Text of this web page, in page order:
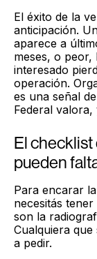
El éxito de la
anticipación.
aparece a
meses, o
interesado
operación.
es una señal
Federal valora,
El checklist
pueden
Para encarar
necesitás
son la
Cualquiera
a pedir.